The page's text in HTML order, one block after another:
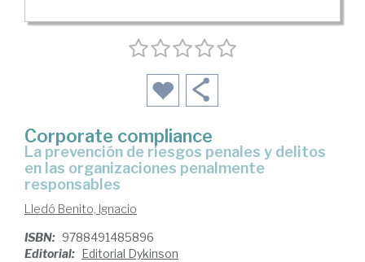
Corporate compliance
la prevención de riesgos penales y delitos
en las organizaciones penalmente
responsables
Lledó Benito, Ignacio
ISBN: 9788491485896
Editorial: Editorial Dykinson